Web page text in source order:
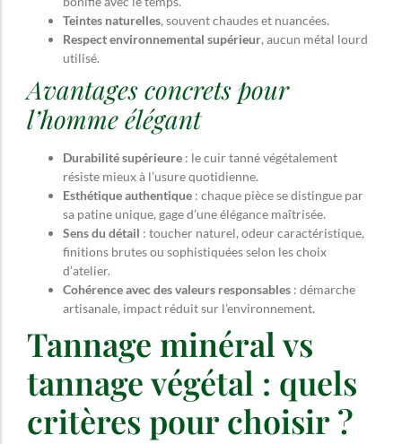
Teintes naturelles, souvent chaudes et nuancées.
Respect environnemental supérieur, aucun métal lourd
utilisé.
Avantages concrets pour
l’homme élégant
Durabilité supérieure : le cuir tanné végétalement
résiste mieux à l’usure quotidienne.
Esthétique authentique : chaque pièce se distingue par
sa patine unique, gage d’une élégance maîtrisée.
Sens du détail : toucher naturel, odeur caractéristique,
finitions brutes ou sophistiquées selon les choix
d’atelier.
Cohérence avec des valeurs responsables : démarche
artisanale, impact réduit sur l’environnement.
Tannage minéral vs
tannage végétal : quels
critères pour choisir ?